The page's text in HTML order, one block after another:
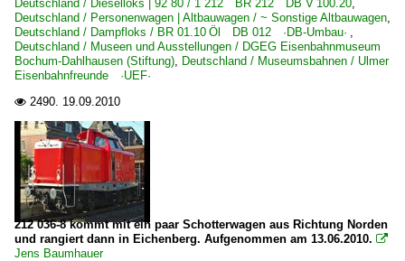
Deutschland / Dieselloks | 92 80 / 1 212 BR 212 DB V 100.20,
Deutschland / Personenwagen | Altbauwagen / ~ Sonstige Altbauwagen,
Deutschland / Dampfloks / BR 01.10 Öl DB 012 ·DB-Umbau· ,
Deutschland / Museen und Ausstellungen / DGEG Eisenbahnmuseum
Bochum-Dahlhausen (Stiftung), Deutschland / Museumsbahnen / Ulmer
Eisenbahnfreunde ·UEF·
 2490. 19.09.2010
212 036-8 kommt mit ein paar Schotterwagen aus Richtung Norden
und rangiert dann in Eichenberg. Aufgenommen am 13.06.2010. 
Jens Baumhauer